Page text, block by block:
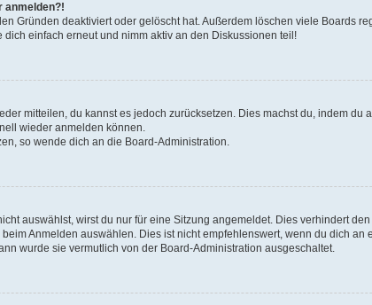
anmelden?!
Gründen deaktiviert oder gelöscht hat. Außerdem löschen viele Boards
einfach erneut und nimm aktiv an den Diskussionen teil!
mitteilen, du kannst es jedoch zurücksetzen. Dies machst du, indem du
wieder anmelden können.
so wende dich an die Board-Administration.
auswählst, wirst du nur für eine Sitzung angemeldet. Dies verhindert
Anmelden auswählen. Dies ist nicht empfehlenswert, wenn du dich
wurde sie vermutlich von der Board-Administration ausgeschaltet.